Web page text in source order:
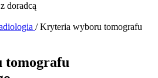
doradcą
/ Kryteria wyboru tomografu